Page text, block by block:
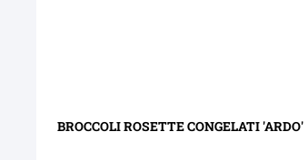
BROCCOLI ROSETTE CONGELATI 'ARDO'